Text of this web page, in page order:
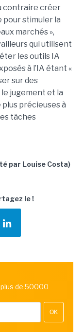
contraire créer
pour stimuler la
marchés »,
qui utilisent
les outils IA
à l’IA étant «
sur des
jugement et la
précieuses à
tâches
par Louise Costa)
le !
de 50000
OK